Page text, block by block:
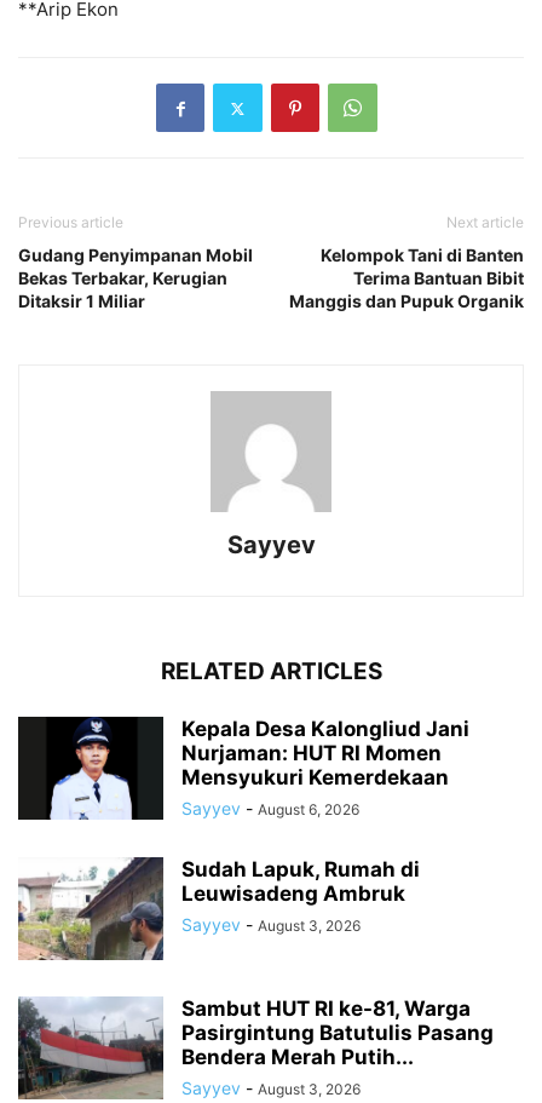
**Arip Ekon
Previous article
Gudang Penyimpanan Mobil
Bekas Terbakar, Kerugian
Ditaksir 1 Miliar
Next article
Kelompok Tani di Banten
Terima Bantuan Bibit
Manggis dan Pupuk Organik
Sayyev
RELATED ARTICLES
Kepala Desa Kalongliud Jani
Nurjaman: HUT RI Momen
Mensyukuri Kemerdekaan
Sayyev - August 6, 2026
Sudah Lapuk, Rumah di
Leuwisadeng Ambruk
Sayyev - August 3, 2026
Sambut HUT RI ke-81, Warga
Pasirgintung Batutulis Pasang
Bendera Merah Putih...
Sayyev - August 3, 2026